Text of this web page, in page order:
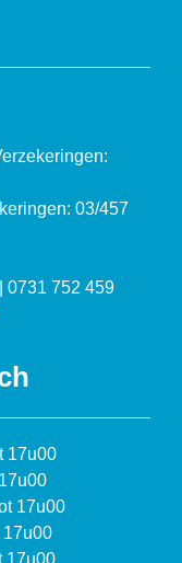
03/457
0731 752 459
17u00
17u00
17u00
17u00